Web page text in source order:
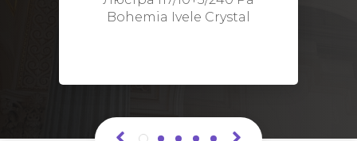
Bohemia Ivele Crystal